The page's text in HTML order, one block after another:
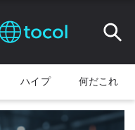
ハイプ 何だこれ